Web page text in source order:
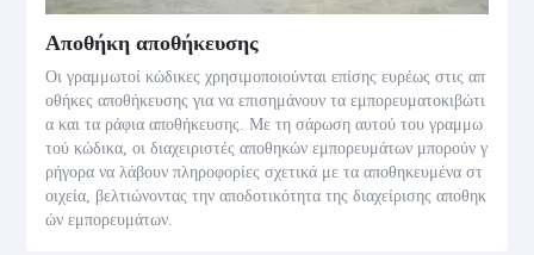
Αποθήκη αποθήκευσης
Οι γραμμωτοί κώδικες χρησιμοποιούνται επίσης ευρέως στις απ
οθήκες αποθήκευσης για να επισημάνουν τα εμπορευματοκιβώτι
α και τα ράφια αποθήκευσης. Με τη σάρωση αυτού του γραμμω
τού κώδικα, οι διαχειριστές αποθηκών εμπορευμάτων μπορούν γ
ρήγορα να λάβουν πληροφορίες σχετικά με τα αποθηκευμένα στ
οιχεία, βελτιώνοντας την αποδοτικότητα της διαχείρισης αποθηκ
ών εμπορευμάτων.